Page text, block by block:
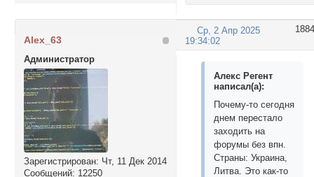
1884
Ср, 2 Апр 2025
19:34:02
Alex_63
Администратор
Зарегистрирован: Чт, 11 Дек 2014
Сообщений: 12250
Алекс Регент
написал(а):
Почему-то сегодня
днем перестало
заходить на
форумы без впн.
Страны: Украина,
Литва. Это как-то